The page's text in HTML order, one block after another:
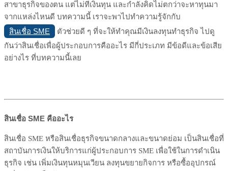
สาขาธุรกิจของตน แต่ไม่ทีเงินทุน และกำลังคิดไม่ตกว่าจะหาทุนมา
จากแหล่งไหนดี บทความนี้ เราจะพาไปทำความรู้จักกับ
สินเชื่อ SME
ตัวช่วยดี ๆ ที่จะให้ทำคุณมีเงินลงทุนทำธุรกิจ ไปดู
กันว่าสินเชื่อเพื่อผู้ประกอบการคืออะไร มีกี่ประเภท มีข้อดีและข้อเสีย
อย่างไร ที่บทความนี้เลย
สินเชื่อ SME คืออะไร
สินเชื่อ SME หรือสินเชื่อธุรกิจขนาดกลางและขนาดย่อม เป็นสินเชื่อที่
สถาบันการเงินให้บริการแก่ผู้ประกอบการ SME เพื่อใช้ในการดำเนิน
ธุรกิจ เช่น เพิ่มเงินทุนหมุนเวียน ลงทุนขยายกิจการ หรือซื้ออุปกรณ์